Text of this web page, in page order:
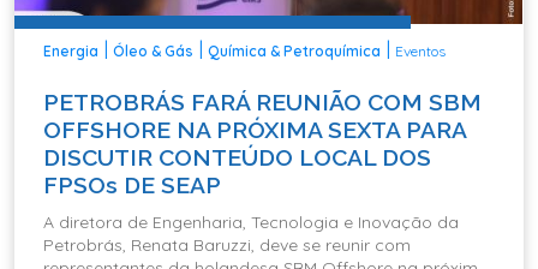
Energia Óleo & Gás Química & Petroquímica Eventos
PETROBRÁS FARÁ REUNIÃO COM SBM
OFFSHORE NA PRÓXIMA SEXTA PARA
DISCUTIR CONTEÚDO LOCAL DOS
FPSOs DE SEAP
A diretora de Engenharia, Tecnologia e Inovação da
Petrobrás, Renata Baruzzi, deve se reunir com